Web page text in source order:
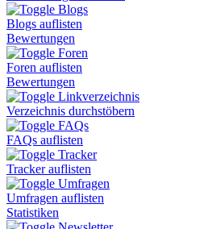
Blogs
Blogs auflisten
Bewertungen
Foren
Foren auflisten
Bewertungen
Linkverzeichnis
Verzeichnis durchstöbern
FAQs
FAQs auflisten
Tracker
Tracker auflisten
Umfragen
Umfragen auflisten
Statistiken